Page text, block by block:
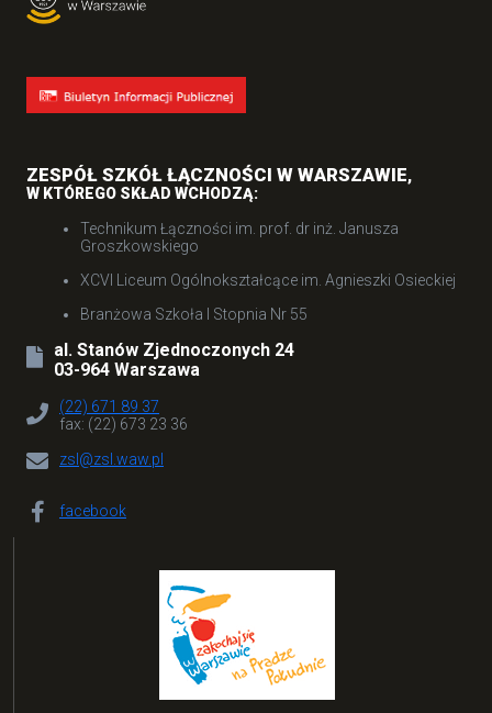
ZESPÓŁ SZKÓŁ ŁĄCZNOŚCI W WARSZAWIE,
W KTÓREGO SKŁAD WCHODZĄ:
Technikum Łączności im. prof. dr inż. Janusza
Groszkowskiego
XCVI Liceum Ogólnokształcące im. Agnieszki Osieckiej
Branżowa Szkoła I Stopnia Nr 55
al. Stanów Zjednoczonych 24
03-964 Warszawa
(22) 671 89 37
fax: (22) 673 23 36
zsl@zsl.waw.pl
facebook